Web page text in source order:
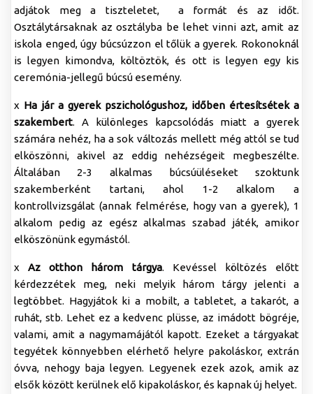
adjátok meg a tiszteletet, a formát és az időt.
Osztálytársaknak az osztályba be lehet vinni azt, amit az
iskola enged, úgy búcsúzzon el tőlük a gyerek. Rokonoknál
is legyen kimondva, költöztök, és ott is legyen egy kis
ceremónia-jellegű búcsú esemény.
x Ha jár a gyerek pszichológushoz, időben értesítsétek a
szakembert. A különleges kapcsolódás miatt a gyerek
számára nehéz, ha a sok változás mellett még attól se tud
elköszönni, akivel az eddig nehézségeit megbeszélte.
Általában 2-3 alkalmas búcsúüléseket szoktunk
szakemberként tartani, ahol 1-2 alkalom a
kontrollvizsgálat (annak felmérése, hogy van a gyerek), 1
alkalom pedig az egész alkalmas szabad játék, amikor
elköszönünk egymástól.
xAz otthon három tárgya. Kevéssel költözés előtt
kérdezzétek meg, neki melyik három tárgy jelenti a
legtöbbet. Hagyjátok ki a mobilt, a tabletet, a takarót, a
ruhát, stb. Lehet ez a kedvenc plüsse, az imádott bögréje,
valami, amit a nagymamájától kapott. Ezeket a tárgyakat
tegyétek könnyebben elérhető helyre pakoláskor, extrán
óvva, nehogy baja legyen. Legyenek ezek azok, amik az
elsők között kerülnek elő kipakoláskor, és kapnak új helyet.